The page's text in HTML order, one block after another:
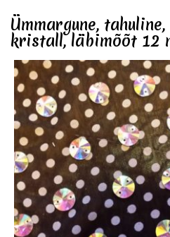
Ümmargune,
kristall, läbimõõt 12